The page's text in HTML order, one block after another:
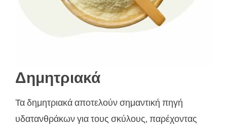
Δημητριακά
Τα δημητριακά αποτελούν σημαντική πηγή
υδατανθράκων για τους σκύλους, παρέχοντας